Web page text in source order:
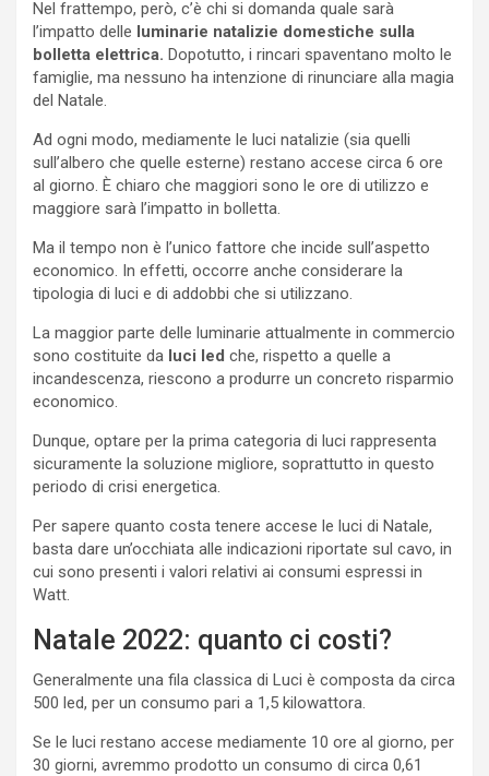
Nel frattempo, però, c’è chi si domanda quale sarà
l’impatto delle luminarie natalizie domestiche sulla
bolletta elettrica. Dopotutto, i rincari spaventano molto le
famiglie, ma nessuno ha intenzione di rinunciare alla magia
del Natale.
Ad ogni modo, mediamente le luci natalizie (sia quelli
sull’albero che quelle esterne) restano accese circa 6 ore
al giorno. È chiaro che maggiori sono le ore di utilizzo e
maggiore sarà l’impatto in bolletta.
Ma il tempo non è l’unico fattore che incide sull’aspetto
economico. In effetti, occorre anche considerare la
tipologia di luci e di addobbi che si utilizzano.
La maggior parte delle luminarie attualmente in commercio
sono costituite da luci led che, rispetto a quelle a
incandescenza, riescono a produrre un concreto risparmio
economico.
Dunque, optare per la prima categoria di luci rappresenta
sicuramente la soluzione migliore, soprattutto in questo
periodo di crisi energetica.
Per sapere quanto costa tenere accese le luci di Natale,
basta dare un’occhiata alle indicazioni riportate sul cavo, in
cui sono presenti i valori relativi ai consumi espressi in
Watt.
Natale 2022: quanto ci costi?
Generalmente una fila classica di Luci è composta da circa
500 led, per un consumo pari a 1,5 kilowattora.
Se le luci restano accese mediamente 10 ore al giorno, per
30 giorni, avremmo prodotto un consumo di circa 0,61